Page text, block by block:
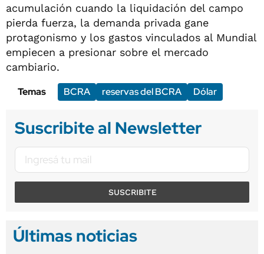
acumulación cuando la liquidación del campo
pierda fuerza, la demanda privada gane
protagonismo y los gastos vinculados al Mundial
empiecen a presionar sobre el mercado
cambiario.
Temas
BCRA reservas del BCRA Dólar
Suscribite al Newsletter
SUSCRIBITE
Últimas noticias